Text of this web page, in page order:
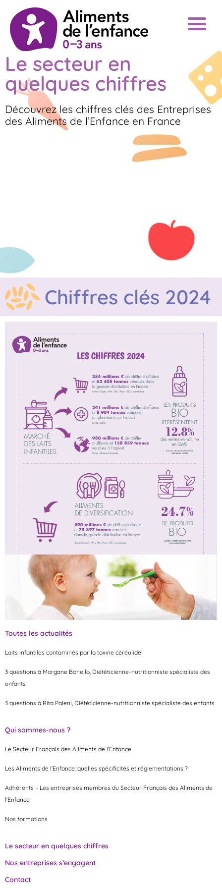
Le secteur en
quelques chiffres
Découvrez les chiffres clés des Entreprises
des Aliments de l’Enfance en France
Chiffres clés 2024
Toutes les actualités
Laits infantiles contaminés par la toxine céréulide
3 questions à Morgane Bonello, Diététicienne-nutritionniste spécialiste des
enfants
3 questions à Rita Paleni, Diététicienne-nutritionniste spécialiste des enfants
Qui sommes-nous ?
Le Secteur Français des Aliments de l’Enfance
Les Aliments de l’Enfance: quelles spécificités et réglementations ?
Adhérents – Les entreprises membres du Secteur Français des Aliments de
l’Enfance
Nos formations
Le secteur en quelques chiffres
Nos entreprises s’engagent
Contact